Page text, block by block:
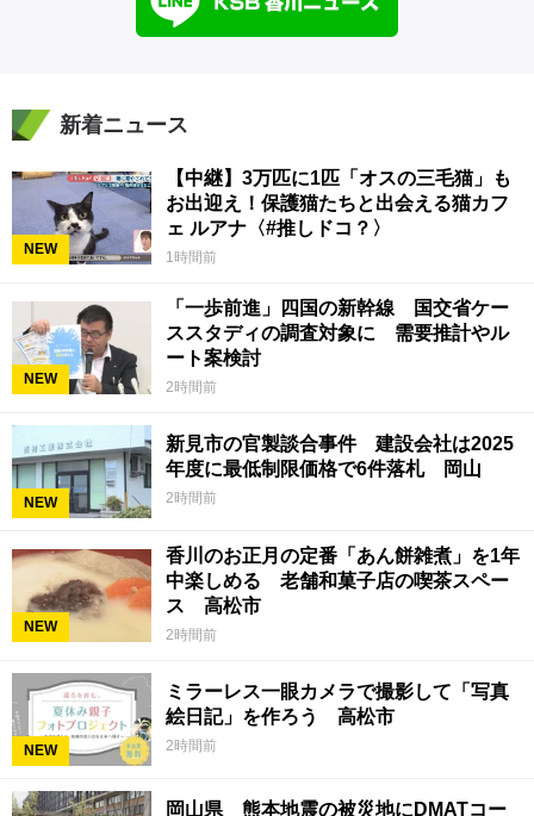
新着ニュース
NEW
【中継】3万匹に1匹「オスの三毛猫」も
お出迎え！保護猫たちと出会える猫カフ
ェ ルアナ〈#推しドコ？〉
1時間前
NEW
「一歩前進」四国の新幹線 国交省ケー
ススタディの調査対象に 需要推計やル
ート案検討
2時間前
NEW
新見市の官製談合事件 建設会社は2025
年度に最低制限価格で6件落札 岡山
2時間前
NEW
香川のお正月の定番「あん餅雑煮」を1年
中楽しめる 老舗和菓子店の喫茶スペー
ス 高松市
2時間前
NEW
ミラーレス一眼カメラで撮影して「写真
絵日記」を作ろう 高松市
2時間前
岡山県 熊本地震の被災地にDMATコー